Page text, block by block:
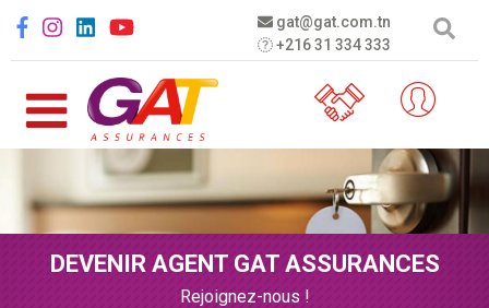
gat@gat.com.tn
+216 31 334 333
Social menu
DEVENIR AGENT GAT ASSURANCES
Rejoignez-nous !